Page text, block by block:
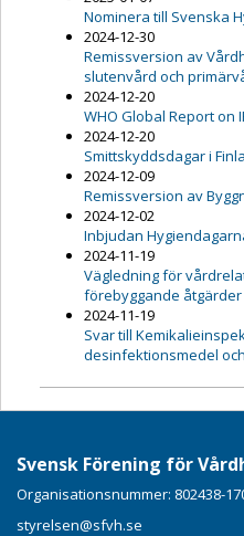
Nominera till Svenska
2024-12-30
Remissversion av
slutenvård och
2024-12-20
WHO Global Report on
2024-12-20
Smittskyddsdagar i
2024-12-09
Remissversion av
2024-12-02
Inbjudan
2024-11-19
Vägledning för
förebyggande åtgärder
2024-11-19
Svar till
desinfektionsmedel
Svensk Förening för
Organisationsnummer: 802438-
styrelsen@sfvh.se